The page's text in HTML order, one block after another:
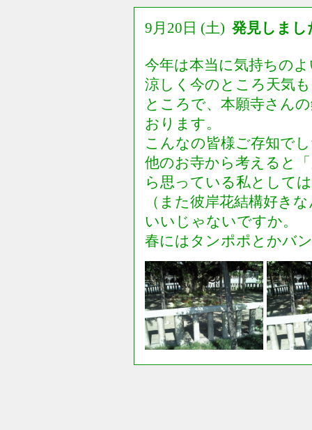
9月20日 (土) 発見しまし
今年は本当に気持ちの
涼しく今のところ天気
ところで、本願寺さん
おります。
こんなの皆様ご存知で
他のお寺から考えると
ら思っている私として
（また彼岸花結構好き
いいじゃないですか。
春にはタンポポとかバ